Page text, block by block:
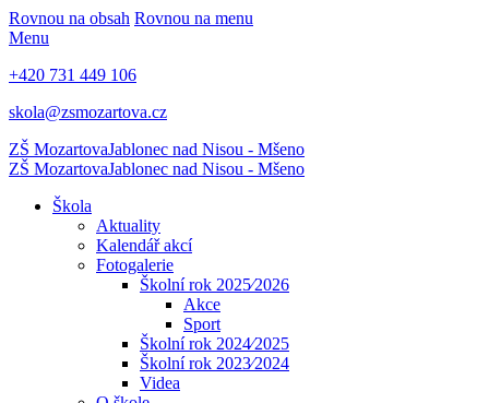
Rovnou na obsah Rovnou na menu
Menu
+420 731 449 106
skola@zsmozartova.cz
ZŠ MozartovaJablonec nad Nisou - Mšeno
ZŠ MozartovaJablonec nad Nisou - Mšeno
Škola
Aktuality
Kalendář akcí
Fotogalerie
Školní rok 2025⁄2026
Akce
Sport
Školní rok 2024⁄2025
Školní rok 2023⁄2024
Videa